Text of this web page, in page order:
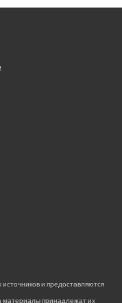
и предоставляются
материалы принадлежат их